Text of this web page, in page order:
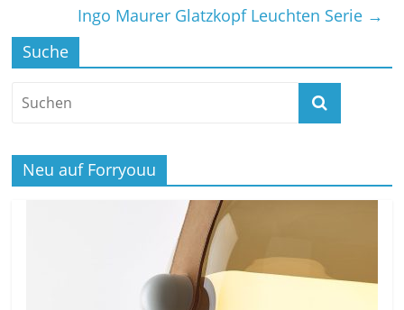
Ingo Maurer Glatzkopf Leuchten Serie →
Suche
Neu auf Forryouu